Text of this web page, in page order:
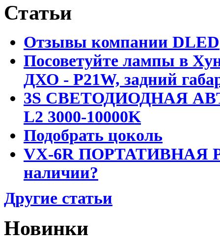
Статьи
Отзывы компании DLED
Посоветуйте лампы в
ДХО - P21W, задний
3S СВЕТОДИОДНАЯ
L2 3000-10000K
Подобрать цоколь
VX-6R ПОРТАТИВНАЯ
наличии?
Другие статьи
Новинки